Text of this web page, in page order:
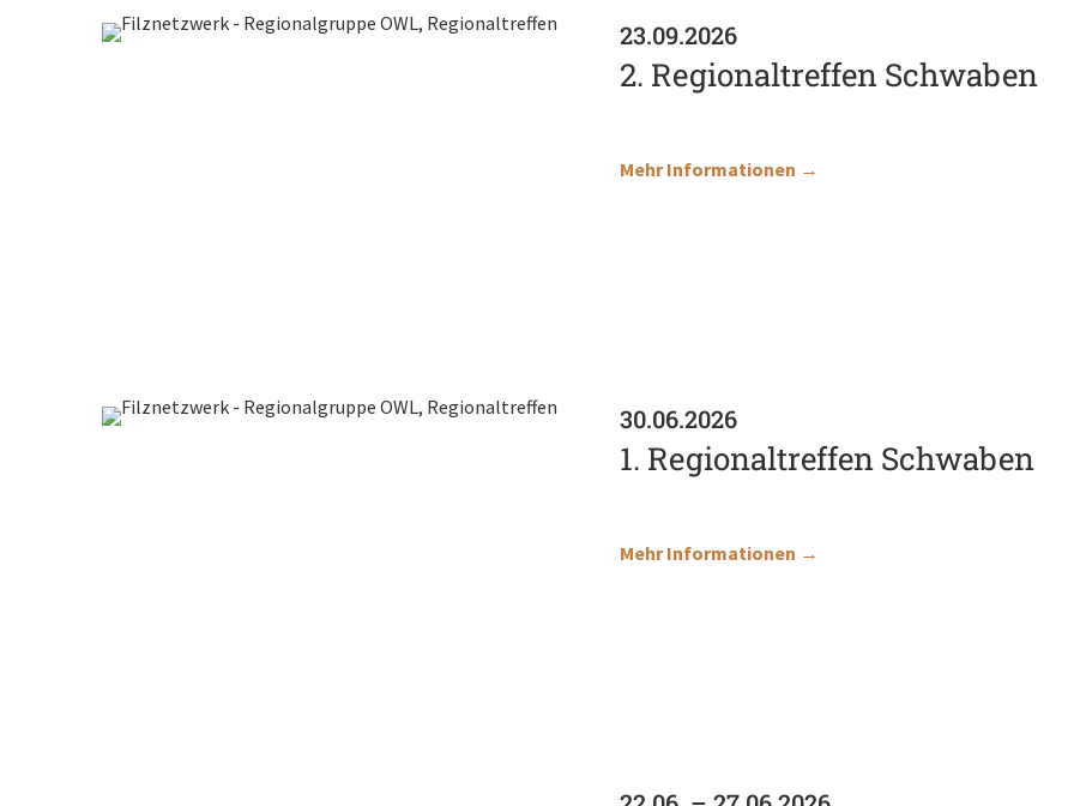
23.09.2026
2. Regionaltreffen Schwaben
Mehr Informationen →
30.06.2026
1. Regionaltreffen Schwaben
Mehr Informationen →